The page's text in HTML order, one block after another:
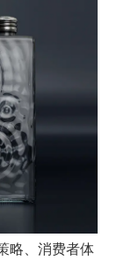
略、消费者体